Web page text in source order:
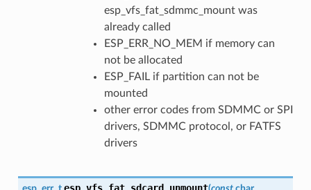
esp_vfs_fat_sdmmc_mount was
already called
ESP_ERR_NO_MEM if memory can
not be allocated
ESP_FAIL if partition can not be
mounted
other error codes from SDMMC or SPI
drivers, SDMMC protocol, or FATFS
drivers